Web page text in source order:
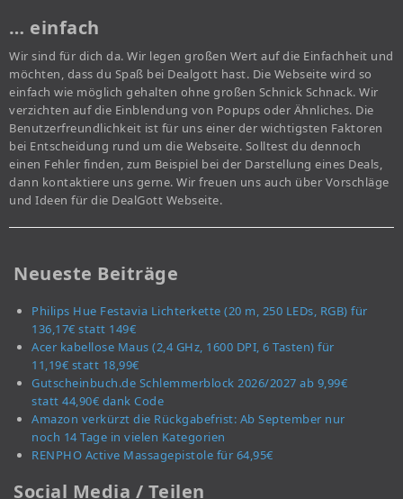
… einfach
Wir sind für dich da. Wir legen großen Wert auf die Einfachheit und
möchten, dass du Spaß bei Dealgott hast. Die Webseite wird so
einfach wie möglich gehalten ohne großen Schnick Schnack. Wir
verzichten auf die Einblendung von Popups oder Ähnliches. Die
Benutzerfreundlichkeit ist für uns einer der wichtigsten Faktoren
bei Entscheidung rund um die Webseite. Solltest du dennoch
einen Fehler finden, zum Beispiel bei der Darstellung eines Deals,
dann kontaktiere uns gerne. Wir freuen uns auch über Vorschläge
und Ideen für die DealGott Webseite.
Neueste Beiträge
Philips Hue Festavia Lichterkette (20 m, 250 LEDs, RGB) für
136,17€ statt 149€
Acer kabellose Maus (2,4 GHz, 1600 DPI, 6 Tasten) für
11,19€ statt 18,99€
Gutscheinbuch.de Schlemmerblock 2026/2027 ab 9,99€
statt 44,90€ dank Code
Amazon verkürzt die Rückgabefrist: Ab September nur
noch 14 Tage in vielen Kategorien
RENPHO Active Massagepistole für 64,95€
Social Media / Teilen